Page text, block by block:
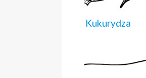
Kukurydza